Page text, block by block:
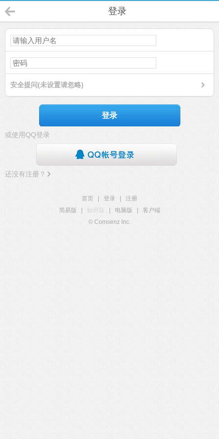
登录
安全提问(未设置请忽略)
登录
或使用QQ登录
还没有注册？
首页 登录
注册
简易版
触屏版 电脑版
客户端
© Comsenz Inc.